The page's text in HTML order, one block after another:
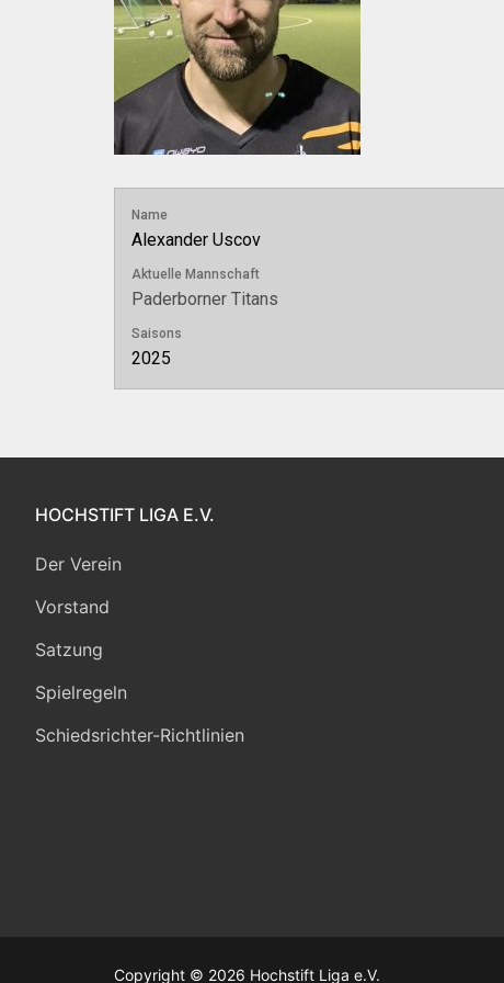
Name
Alexander Uscov
Aktuelle Mannschaft
Paderborner Titans
Saisons
2025
HOCHSTIFT LIGA E.V.
Der Verein
Vorstand
Satzung
Spielregeln
Schiedsrichter-Richtlinien
Copyright © 2026 Hochstift Liga e.V.